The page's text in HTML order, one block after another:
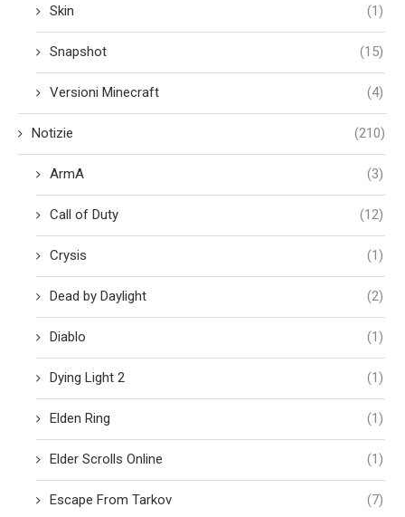
Skin (1)
Snapshot (15)
Versioni Minecraft (4)
Notizie (210)
ArmA (3)
Call of Duty (12)
Crysis (1)
Dead by Daylight (2)
Diablo (1)
Dying Light 2 (1)
Elden Ring (1)
Elder Scrolls Online (1)
Escape From Tarkov (7)